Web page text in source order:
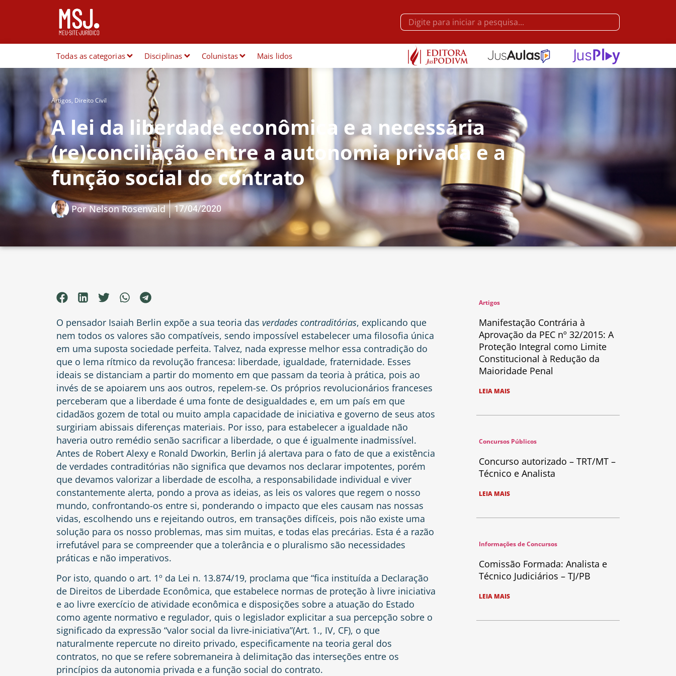
Todas as categorias Disciplinas Colunistas Mais lidos
Artigos, Direito Civil
A lei da liberdade econômica e a necessária
(re)conciliação entre a autonomia privada e a
função social do contrato
PorNelson Rosenvald 17/04/2020
O pensador Isaiah Berlin expõe a sua teoria das verdades contraditórias, explicando que
nem todos os valores são compatíveis, sendo impossível estabelecer uma filosofia única
em uma suposta sociedade perfeita. Talvez, nada expresse melhor essa contradição do
que o lema rítmico da revolução francesa: liberdade, igualdade, fraternidade. Esses
ideais se distanciam a partir do momento em que passam da teoria à prática, pois ao
invés de se apoiarem uns aos outros, repelem-se. Os próprios revolucionários franceses
perceberam que a liberdade é uma fonte de desigualdades e, em um país em que
cidadãos gozem de total ou muito ampla capacidade de iniciativa e governo de seus atos
surgiriam abissais diferenças materiais. Por isso, para estabelecer a igualdade não
haveria outro remédio senão sacrificar a liberdade, o que é igualmente inadmissível.
Antes de Robert Alexy e Ronald Dworkin, Berlin já alertava para o fato de que a existência
de verdades contraditórias não significa que devamos nos declarar impotentes, porém
que devamos valorizar a liberdade de escolha, a responsabilidade individual e viver
constantemente alerta, pondo a prova as ideias, as leis os valores que regem o nosso
mundo, confrontando-os entre si, ponderando o impacto que eles causam nas nossas
vidas, escolhendo uns e rejeitando outros, em transações difíceis, pois não existe uma
solução para os nosso problemas, mas sim muitas, e todas elas precárias. Esta é a razão
irrefutável para se compreender que a tolerância e o pluralismo são necessidades
práticas e não imperativos.
Por isto, quando o art. 1º da Lei n. 13.874/19, proclama que “fica instituída a Declaração
de Direitos de Liberdade Econômica, que estabelece normas de proteção à livre iniciativa
e ao livre exercício de atividade econômica e disposições sobre a atuação do Estado
como agente normativo e regulador, quis o legislador explicitar a sua percepção sobre o
significado da expressão “valor social da livre-iniciativa”(Art. 1., IV, CF), o que
naturalmente repercute no direito privado, especificamente na teoria geral dos
contratos, no que se refere sobremaneira à delimitação das interseções entre os
princípios da autonomia privada e a função social do contrato.
Artigos
Manifestação Contrária à
Aprovação da PEC nº 32/2015: A
Proteção Integral como Limite
Constitucional à Redução da
Maioridade Penal
LEIA MAIS
Concursos Públicos
Concurso autorizado – TRT/MT –
Técnico e Analista
LEIA MAIS
Informações de Concursos
Comissão Formada: Analista e
Técnico Judiciários – TJ/PB
LEIA MAIS